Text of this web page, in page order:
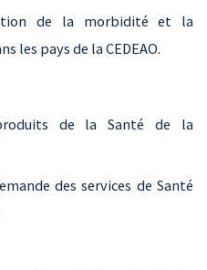
de la morbidité et la
les pays de la CEDEAO.
de la Santé de la
des services de Santé